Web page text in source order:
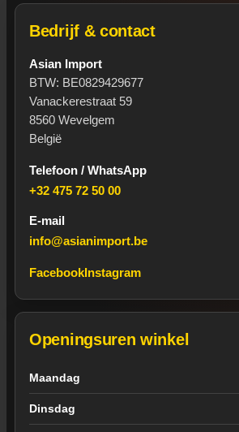
Bedrijf & contact
Asian Import
BTW: BE0829429677
Vanackerestraat 59
8560 Wevelgem
België
Telefoon / WhatsApp
+32 475 72 50 00
E-mail
info@asianimport.be
FacebookInstagram
Openingsuren winkel
Openingsuren van de winkel in Wevelgem
Maandag
Dinsdag